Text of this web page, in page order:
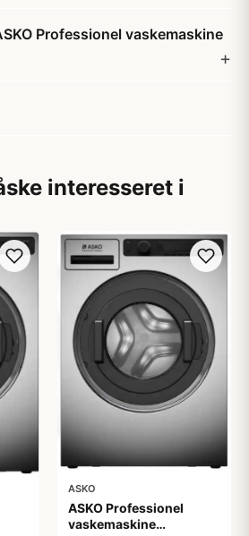
Professionel vaskemaskine
interesseret i
ASKO
ASKO Professionel
vaskemaskine